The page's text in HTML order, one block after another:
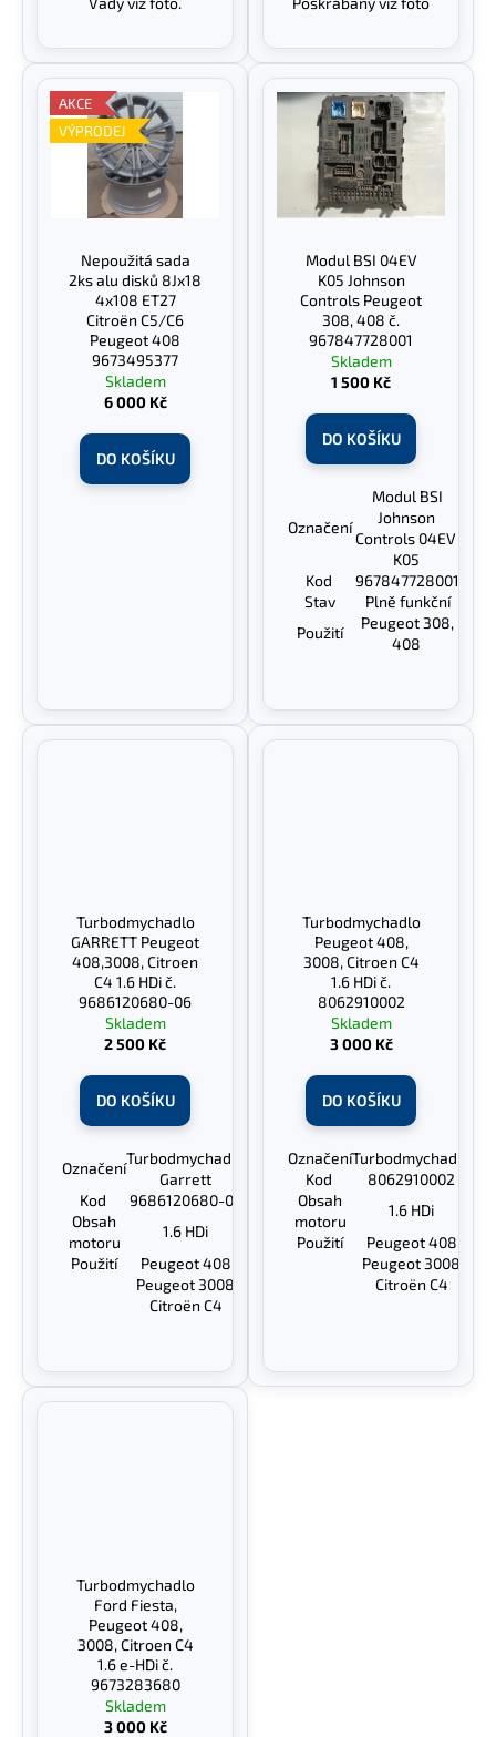
AKCE
VÝPRODEJ
Nepoužitá sada
2ks alu disků 8Jx18
4x108 ET27
Citroën C5/C6
Peugeot 408
9673495377
Skladem
6 000 Kč
DO KOŠÍKU
Modul BSI 04EV
K05 Johnson
Controls Peugeot
308, 408 č.
967847728001
Skladem
1 500 Kč
DO KOŠÍKU
Označení
Modul BSI
Johnson
Controls 04EV
K05
Kod
967847728001
Stav
Plně funkční
Použití
Peugeot 308,
408
Turbodmychadlo
GARRETT Peugeot
408,3008, Citroen
C4 1.6 HDi č.
9686120680-06
Skladem
2 500 Kč
DO KOŠÍKU
Označení
Turbodmychadlo
Garrett
Kod
9686120680-06
Obsah
motoru
1.6 HDi
Použití
Peugeot 408
Peugeot 3008
Citroën C4
Turbodmychadlo
Peugeot 408,
3008, Citroen C4
1.6 HDi č.
8062910002
Skladem
3 000 Kč
DO KOŠÍKU
OznačeníTurbodmychadlo
Kod
8062910002
Obsah
motoru
1.6 HDi
Použití
Peugeot 408
Peugeot 3008
Citroën C4
Turbodmychadlo
Ford Fiesta,
Peugeot 408,
3008, Citroen C4
1.6 e-HDi č.
9673283680
Skladem
3 000 Kč
j
e